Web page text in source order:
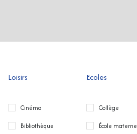
Loisirs
Cinéma
Bibliothèque
Ecoles
Collège
École